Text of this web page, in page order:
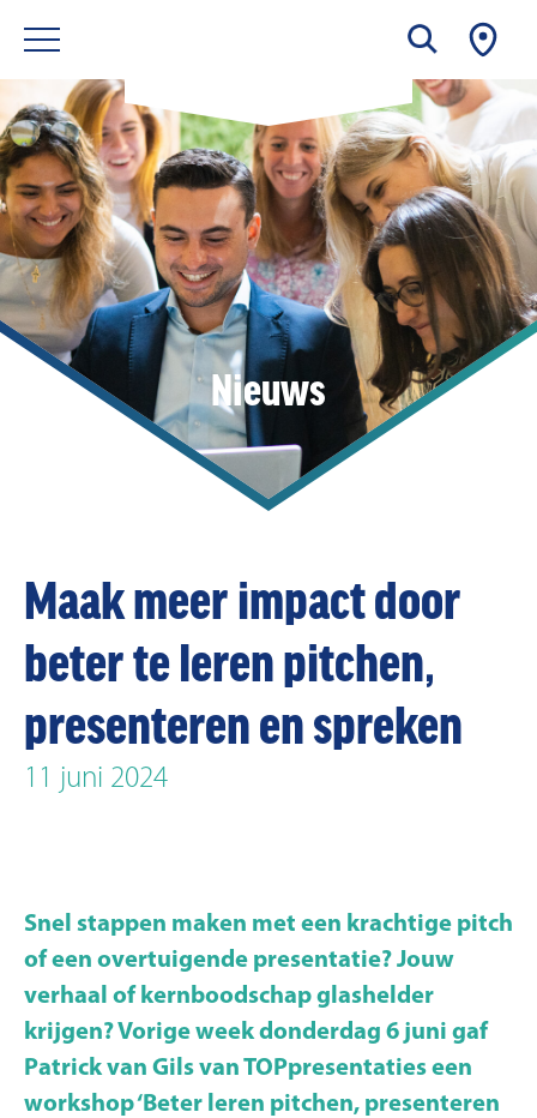
Nieuws
Maak meer impact door
beter te leren pitchen,
presenteren en spreken
11 juni 2024
Snel stappen maken met een krachtige pitch
of een overtuigende presentatie? Jouw
verhaal of kernboodschap glashelder
krijgen? Vorige week donderdag 6 juni gaf
Patrick van Gils van TOPpresentaties een
workshop ‘Beter leren pitchen, presenteren